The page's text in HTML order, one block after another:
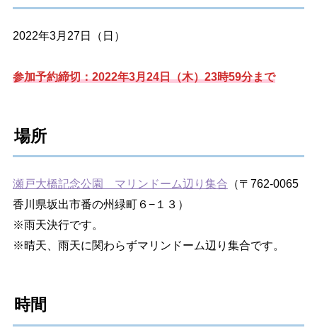
2022年3月27日（日）
参加予約締切：2022年3月24日（木）23時59分まで
場所
瀬戸大橋記念公園 マリンドーム辺り集合 （〒762-0065
香川県坂出市番の州緑町６−１３）
※雨天決行です。
※晴天、雨天に関わらずマリンドーム辺り集合です。
時間